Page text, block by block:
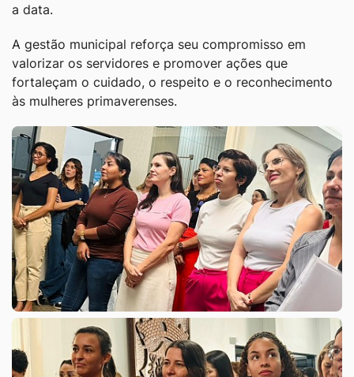
a data.
A gestão municipal reforça seu compromisso em
valorizar os servidores e promover ações que
fortaleçam o cuidado, o respeito e o reconhecimento
às mulheres primaverenses.